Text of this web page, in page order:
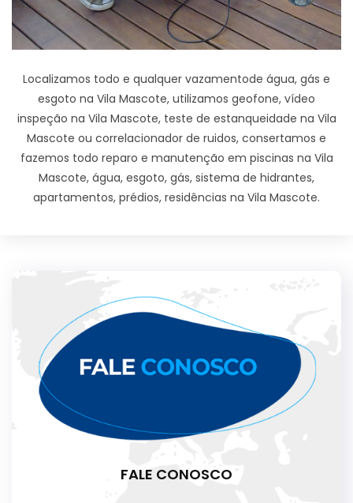
Localizamos todo e qualquer vazamentode água, gás e
esgoto na Vila Mascote, utilizamos geofone, vídeo
inspeção na Vila Mascote, teste de estanqueidade na Vila
Mascote ou correlacionador de ruidos, consertamos e
fazemos todo reparo e manutenção em piscinas na Vila
Mascote, água, esgoto, gás, sistema de hidrantes,
apartamentos, prédios, residências na Vila Mascote.
FALE CONOSCO